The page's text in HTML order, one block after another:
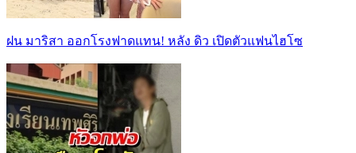
ฝน มาริสา ออกโรงฟาดแทน! หลัง ดิว เปิดตัวแฟนไฮโซ